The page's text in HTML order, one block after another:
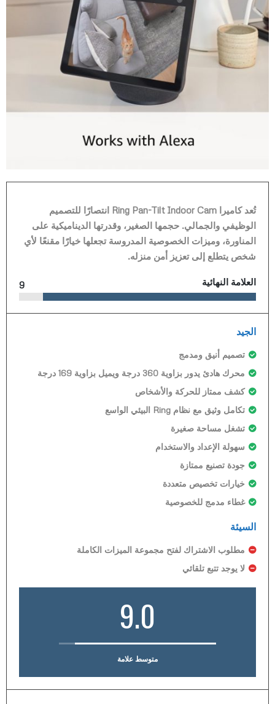
تُعد كاميرا Ring Pan-Tilt Indoor Cam انتصارًا للتصميم
الوظيفي والجمالي. حجمها الصغير، وقدرتها الديناميكية على
المناورة، وميزات الخصوصية المدروسة تجعلها خيارًا مقنعًا لأي
شخص يتطلع إلى تعزيز أمن منزله.
العلامة النهائية 9
الجيد
تصميم أنيق ومدمج
محرك هادئ يدور بزاوية 360 درجة ويميل بزاوية 169 درجة
كشف ممتاز للحركة والأشخاص
تكامل وثيق مع نظام Ring البيئي الواسع
تشغل مساحة صغيرة
سهولة الإعداد والاستخدام
جودة تصنيع ممتازة
خيارات تخصيص متعددة
غطاء مدمج للخصوصية
السيئة
مطلوب الاشتراك لفتح مجموعة الميزات الكاملة
لا يوجد تتبع تلقائي
9.0
متوسط علامة